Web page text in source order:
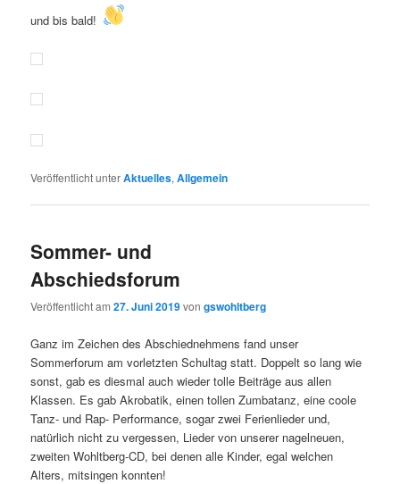
und bis bald!
Veröffentlicht unterAktuelles,Allgemein
Sommer- und
Abschiedsforum
Veröffentlicht am27. Juni 2019vongswohltberg
Ganz im Zeichen des Abschiednehmens fand unser
Sommerforum am vorletzten Schultag statt. Doppelt so lang wie
sonst, gab es diesmal auch wieder tolle Beiträge aus allen
Klassen. Es gab Akrobatik, einen tollen Zumbatanz, eine coole
Tanz- und Rap- Performance, sogar zwei Ferienlieder und,
natürlich nicht zu vergessen, Lieder von unserer nagelneuen,
zweiten Wohltberg-CD, bei denen alle Kinder, egal welchen
Alters, mitsingen konnten!